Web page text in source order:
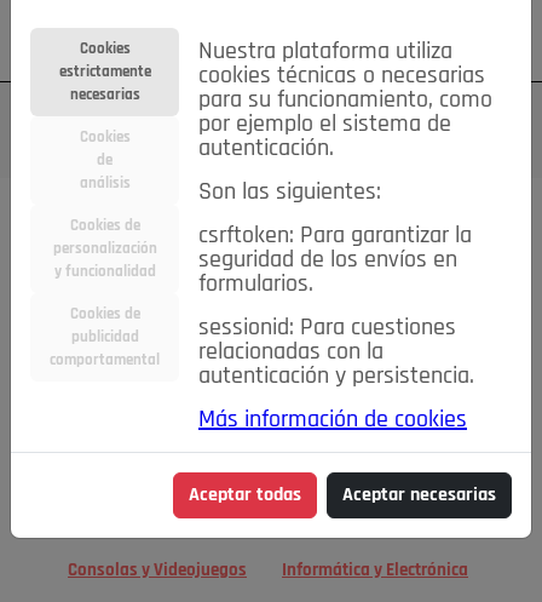
Su cuenta Regístrese ¿Olvidó su contraseña?
TODAS Deporte Bicicletas Deportes y Ocio
Electrodomésticos
Niños y Bebés Inmobiliaria Construcción y Reformas
Moda Accesorios Ropa Motor
Motor y Accesorios Motos Ocio
Cine, Libros y Música Coleccionismo Otros
Consolas y Videojuegos Informática y Electrónica
Cookies
estrictamente
necesarias
Cookies
de
análisis
Cookies de
personalización
y funcionalidad
Cookies de
publicidad
comportamental
Nuestra plataforma utiliza
cookies técnicas o necesarias
para su funcionamiento, como
por ejemplo el sistema de
autenticación.
Son las siguientes:
csrftoken: Para garantizar la
seguridad de los envíos en
formularios.
sessionid: Para cuestiones
relacionadas con la
autenticación y persistencia.
Más información de cookies
Aceptar todas Aceptar necesarias